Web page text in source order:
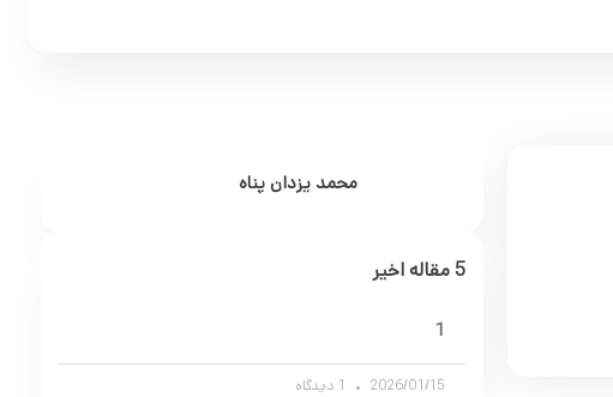
محمد یزدان پناه
5 مقاله اخیر
1
2026/01/15